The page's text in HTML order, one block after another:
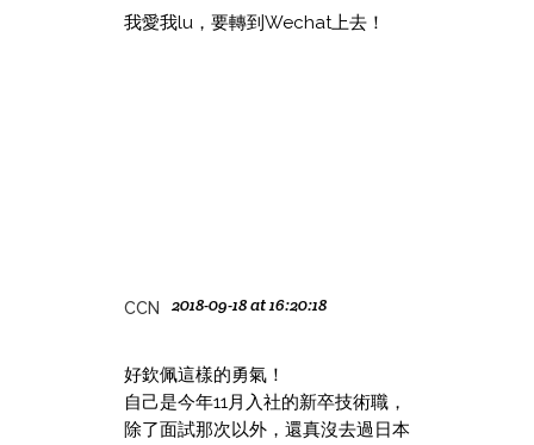
我愛我lu，要轉到Wechat上去！
CCN 2018-09-18 at 16:20:18
好欽佩這樣的勇氣！
自己是今年11月入社的新卒技術職，
除了面試那次以外，還真沒去過日本